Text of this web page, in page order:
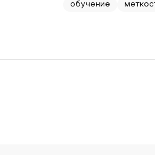
обучение